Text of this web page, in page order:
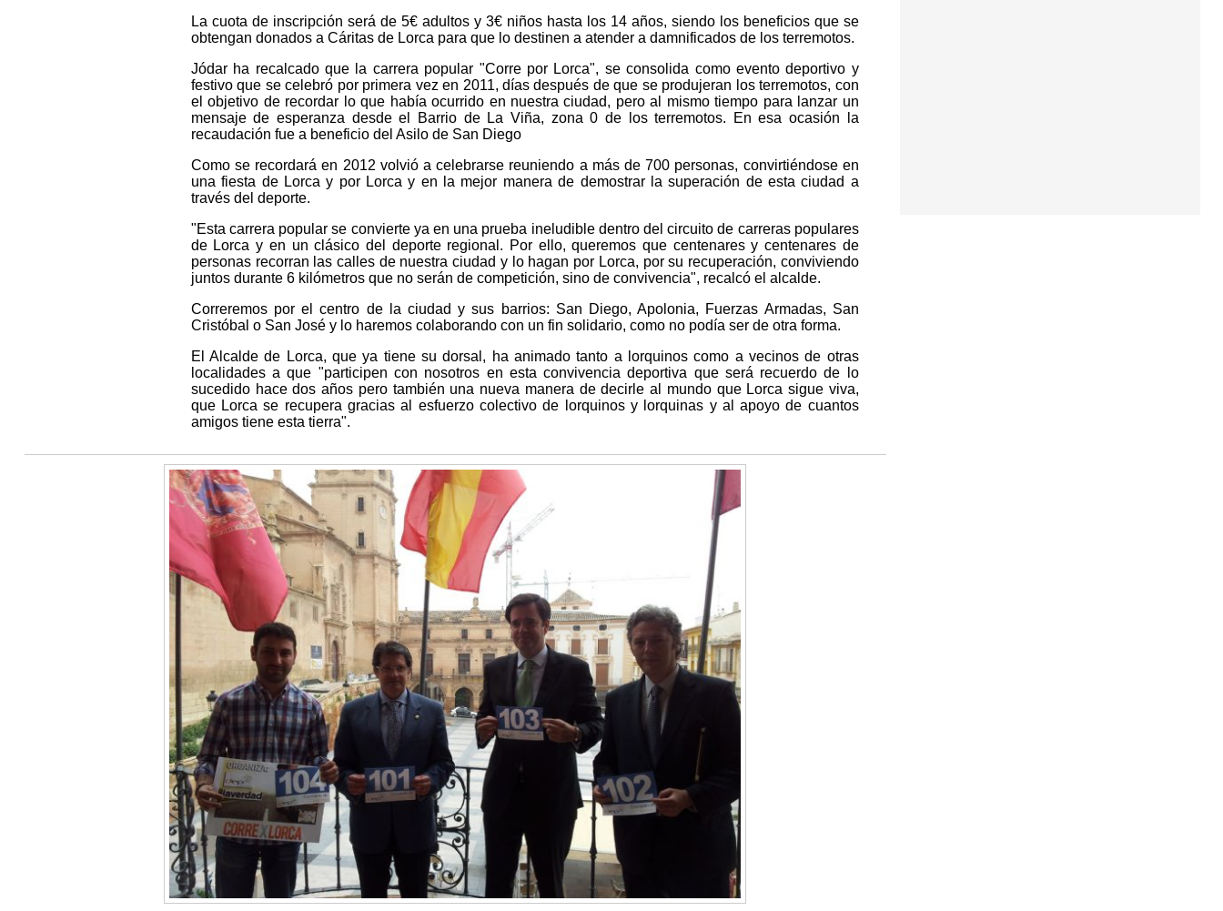
La cuota de inscripción será de 5€ adultos y 3€ niños hasta los 14 años, siendo los beneficios que se
obtengan donados a Cáritas de Lorca para que lo destinen a atender a damnificados de los terremotos.
Jódar ha recalcado que la carrera popular "Corre por Lorca", se consolida como evento deportivo y
festivo que se celebró por primera vez en 2011, días después de que se produjeran los terremotos, con
el objetivo de recordar lo que había ocurrido en nuestra ciudad, pero al mismo tiempo para lanzar un
mensaje de esperanza desde el Barrio de La Viña, zona 0 de los terremotos. En esa ocasión la
recaudación fue a beneficio del Asilo de San Diego
Como se recordará en 2012 volvió a celebrarse reuniendo a más de 700 personas, convirtiéndose en
una fiesta de Lorca y por Lorca y en la mejor manera de demostrar la superación de esta ciudad a
través del deporte.
"Esta carrera popular se convierte ya en una prueba ineludible dentro del circuito de carreras populares
de Lorca y en un clásico del deporte regional. Por ello, queremos que centenares y centenares de
personas recorran las calles de nuestra ciudad y lo hagan por Lorca, por su recuperación, conviviendo
juntos durante 6 kilómetros que no serán de competición, sino de convivencia", recalcó el alcalde.
Correremos por el centro de la ciudad y sus barrios: San Diego, Apolonia, Fuerzas Armadas, San
Cristóbal o San José y lo haremos colaborando con un fin solidario, como no podía ser de otra forma.
El Alcalde de Lorca, que ya tiene su dorsal, ha animado tanto a lorquinos como a vecinos de otras
localidades a que "participen con nosotros en esta convivencia deportiva que será recuerdo de lo
sucedido hace dos años pero también una nueva manera de decirle al mundo que Lorca sigue viva,
que Lorca se recupera gracias al esfuerzo colectivo de lorquinos y lorquinas y al apoyo de cuantos
amigos tiene esta tierra".